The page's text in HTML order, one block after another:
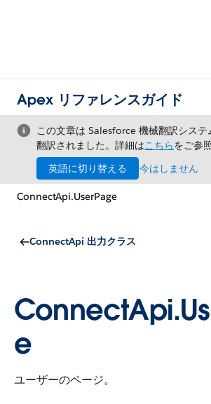
Apex リファレンスガイド
この文章は Salesforce 機械翻訳システ
翻訳されました。詳細はこちらをご参
英語に切り替える
今はしません
ConnectApi.UserPage
ConnectApi 出力クラス
e
ユーザーのページ。